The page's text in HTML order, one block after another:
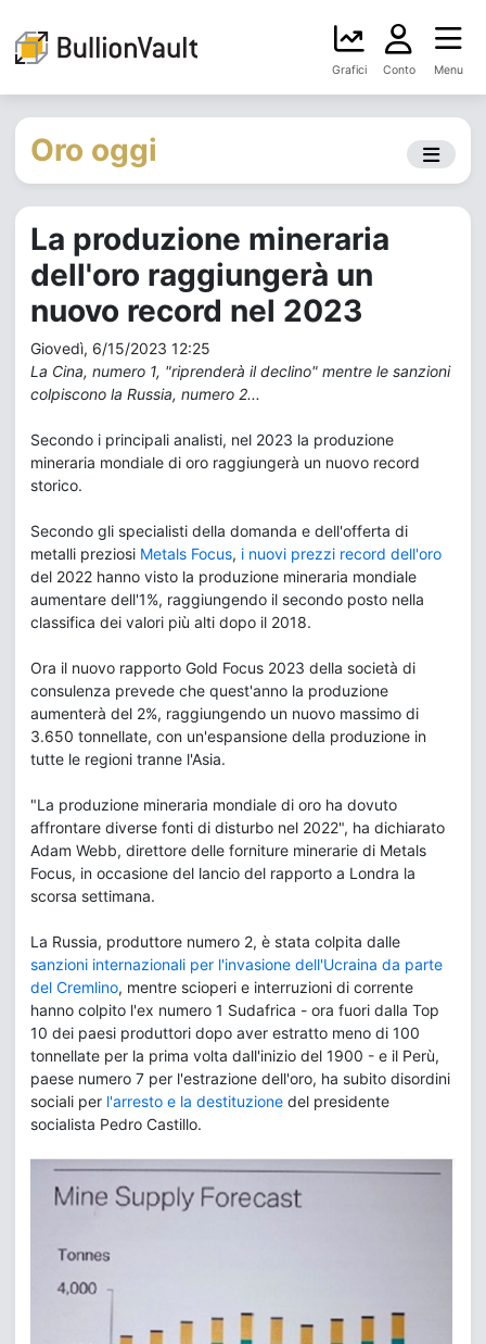
Grafici Conto Menu
Oro oggi
La produzione mineraria
dell'oro raggiungerà un
nuovo record nel 2023
Giovedì, 6/15/2023 12:25
La Cina, numero 1, "riprenderà il declino" mentre le sanzioni
colpiscono la Russia, numero 2...
Secondo i principali analisti, nel 2023 la produzione
mineraria mondiale di oro raggiungerà un nuovo record
storico.
Secondo gli specialisti della domanda e dell'offerta di
metalli preziosi Metals Focus, i nuovi prezzi record dell'oro
del 2022 hanno visto la produzione mineraria mondiale
aumentare dell'1%, raggiungendo il secondo posto nella
classifica dei valori più alti dopo il 2018.
Ora il nuovo rapporto Gold Focus 2023 della società di
consulenza prevede che quest'anno la produzione
aumenterà del 2%, raggiungendo un nuovo massimo di
3.650 tonnellate, con un'espansione della produzione in
tutte le regioni tranne l'Asia.
"La produzione mineraria mondiale di oro ha dovuto
affrontare diverse fonti di disturbo nel 2022", ha dichiarato
Adam Webb, direttore delle forniture minerarie di Metals
Focus, in occasione del lancio del rapporto a Londra la
scorsa settimana.
La Russia, produttore numero 2, è stata colpita dalle
sanzioni internazionali per l'invasione dell'Ucraina da parte
del Cremlino, mentre scioperi e interruzioni di corrente
hanno colpito l'ex numero 1 Sudafrica - ora fuori dalla Top
10 dei paesi produttori dopo aver estratto meno di 100
tonnellate per la prima volta dall'inizio del 1900 - e il Perù,
paese numero 7 per l'estrazione dell'oro, ha subito disordini
sociali per l'arresto e la destituzione del presidente
socialista Pedro Castillo.